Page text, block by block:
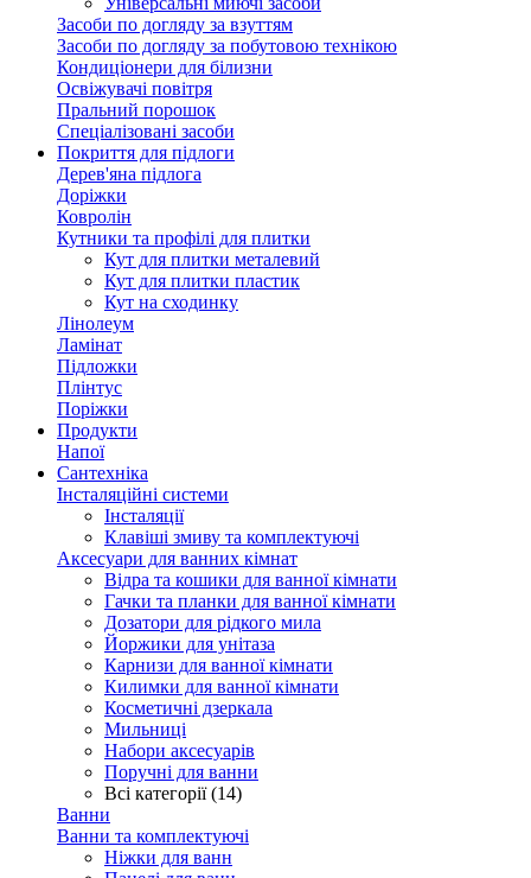
Засоби по догляду за взуттям
Засоби по догляду за побутовою технікою
Кондиціонери для білизни
Освіжувачі повітря
Пральний порошок
Спеціалізовані засоби
Покриття для підлоги
Дерев'яна підлога
Доріжки
Ковролін
Кутники та профілі для плитки
Кут для плитки металевий
Кут для плитки пластик
Кут на сходинку
Лінолеум
Ламінат
Підложки
Плінтус
Поріжки
Продукти
Напої
Сантехніка
Інсталяційні системи
Інсталяції
Клавіші змиву та комплектуючі
Аксесуари для ванних кімнат
Відра та кошики для ванної кімнати
Гачки та планки для ванної кімнати
Дозатори для рідкого мила
Йоржики для унітаза
Карнизи для ванної кімнати
Килимки для ванної кімнати
Косметичні дзеркала
Мильниці
Набори аксесуарів
Поручні для ванни
Всі категорії (14)
Ванни
Ванни та комплектуючі
Ніжки для ванн